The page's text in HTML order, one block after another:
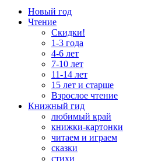
Новый год
Чтение
Скидки!
1-3 года
4-6 лет
7-10 лет
11-14 лет
15 лет и старше
Взрослое чтение
Книжный гид
любимый край
книжки-картонки
читаем и играем
сказки
стихи